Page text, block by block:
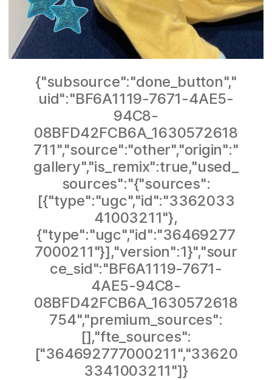
{"subsource":"done_button","
uid":"BF6A1119-7671-4AE5-
94C8-
08BFD42FCB6A_1630572618
711","source":"other","origin":"
gallery","is_remix":true,"used_
sources":"{"sources":
[{"type":"ugc","id":"3362033
41003211"},
{"type":"ugc","id":"36469277
7000211"}],"version":1}","sour
ce_sid":"BF6A1119-7671-
4AE5-94C8-
08BFD42FCB6A_1630572618
754","premium_sources":
[],"fte_sources":
["364692777000211","33620
3341003211"]}